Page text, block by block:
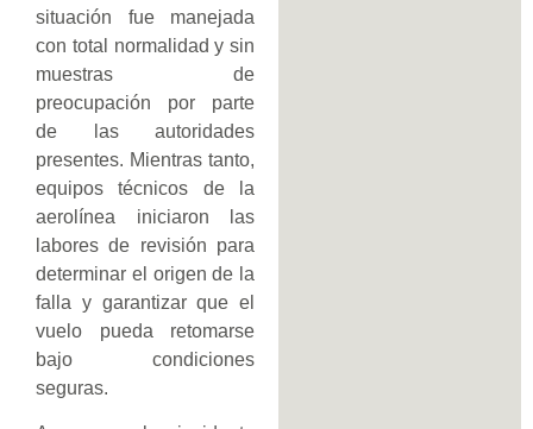
situación fue manejada
con total normalidad y sin
muestras de
preocupación por parte
de las autoridades
presentes. Mientras tanto,
equipos técnicos de la
aerolínea iniciaron las
labores de revisión para
determinar el origen de la
falla y garantizar que el
vuelo pueda retomarse
bajo condiciones
seguras.